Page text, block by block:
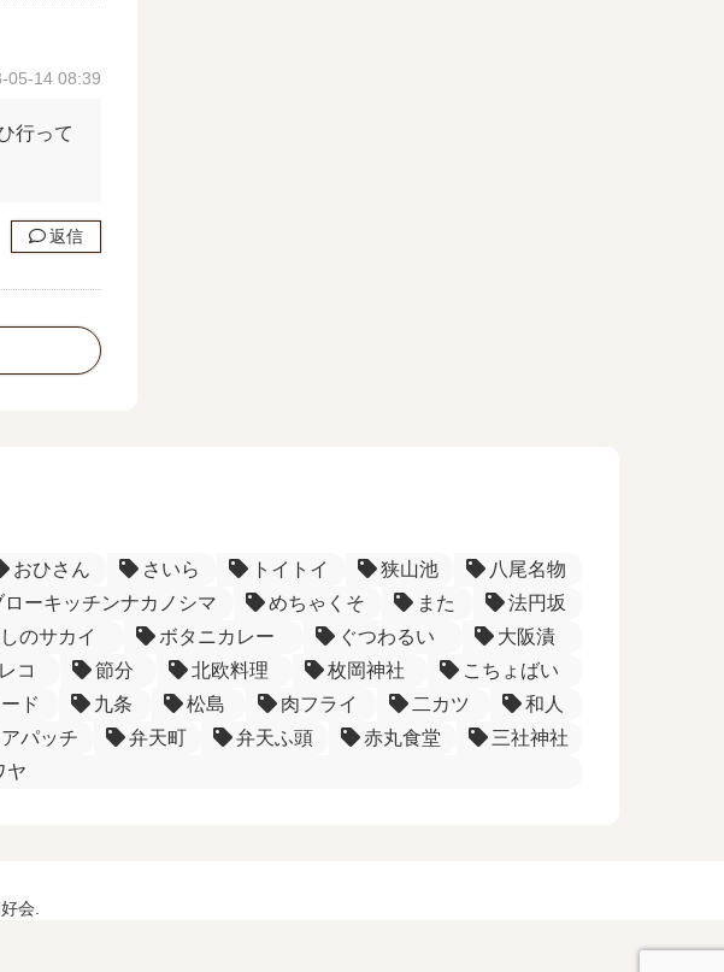
05-14 08:39
行って
返信
おひさん さいら トイトイ 狭山池
八尾名物
ローキッチンナカノシマ めちゃくそ また
法円坂
のサカイ ボタニカレー ぐつわるい
大阪漬
コ 節分 北欧料理 枚岡神社
こちょばい
ド 九条 松島 肉フライ 二カツ
和人
アパッチ 弁天町 弁天ふ頭 赤丸食堂
三社神社
ヤ
会.